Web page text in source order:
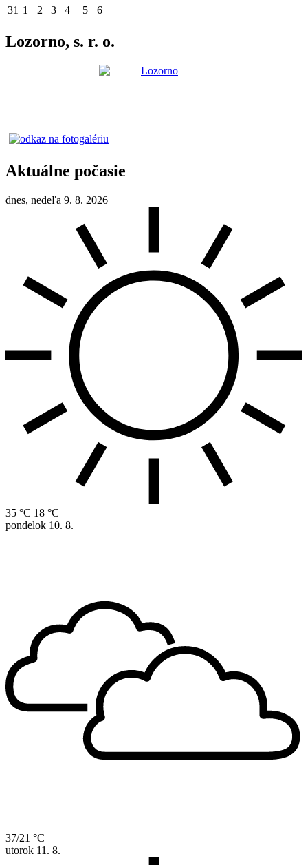
31 1 2 3 4 5 6
Lozorno, s. r. o.
Aktuálne počasie
dnes, nedeľa 9. 8. 2026
35 °C 18 °C
pondelok 10. 8.
37/21 °C
utorok 11. 8.